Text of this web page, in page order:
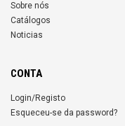
Sobre nós
Catálogos
Noticias
CONTA
Login/Registo
Esqueceu-se da password?